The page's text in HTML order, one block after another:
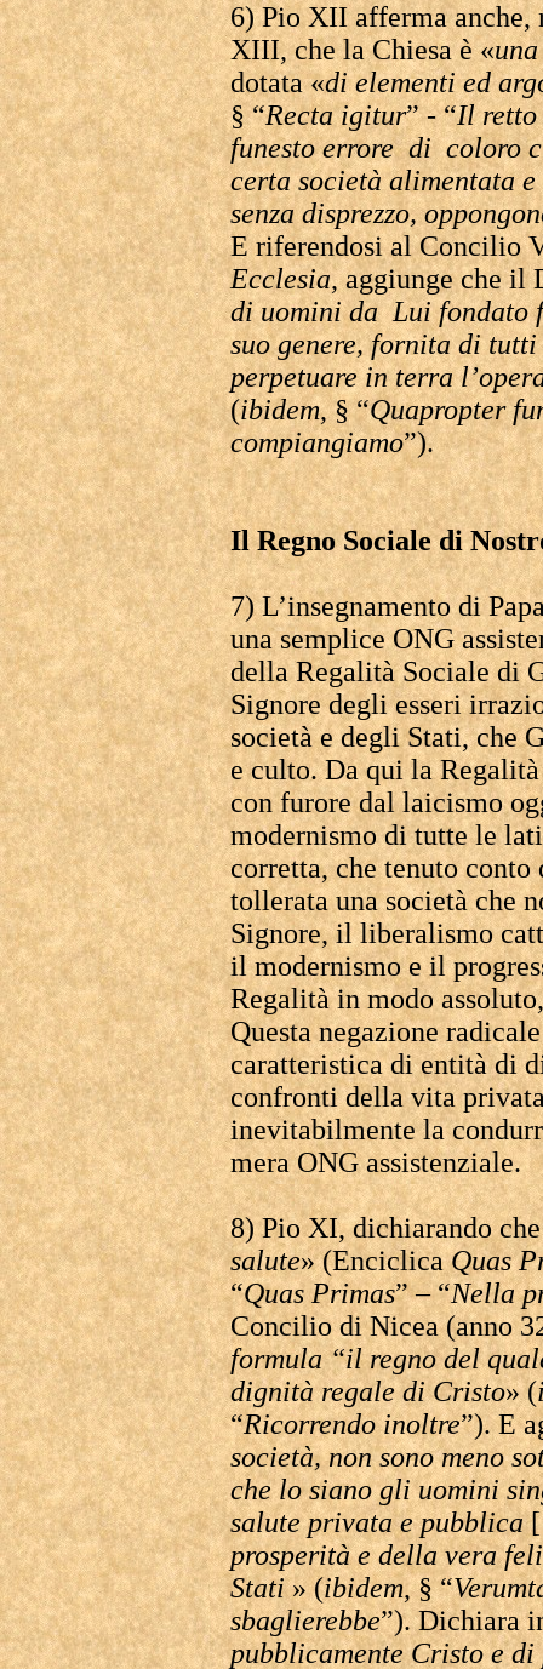
6) Pio XII afferma anche,
XIII, che la Chiesa è «
dotata «di elementi ed
§ “Recta igitur” - “Il retto
funesto errore di coloro
certa società alimentata
senza disprezzo,
E riferendosi al Concilio
Ecclesia, aggiunge che il
di uomini da Lui fondato
suo genere, fornita di
perpetuare in terra
(ibidem, § “Quapropter
compiangiamo”).
Il Regno Sociale di
7) L’insegnamento di
una semplice ONG
della Regalità Sociale di
Signore degli esseri
società e degli Stati, che
e culto. Da qui la
con furore dal laicismo
modernismo di tutte le
corretta, che tenuto conto
tollerata una società che
Signore, il liberalismo
il modernismo e il
Regalità in modo
Questa negazione
caratteristica di entità di
confronti della vita
inevitabilmente la
mera ONG assistenziale.
8) Pio XI, dichiarando
salute» (EnciclicaQuas
“Quas Primas” – “Nella
Concilio di Nicea (anno
formula “il regno del
dignità regale di Cristo» (
“Ricorrendo inoltre”). E
società, non sono meno
che lo siano gli uomini
salute privata e pubblica
prosperità e della vera
Stati» (ibidem, § “
sbaglierebbe”). Dichiara
pubblicamente Cristo e